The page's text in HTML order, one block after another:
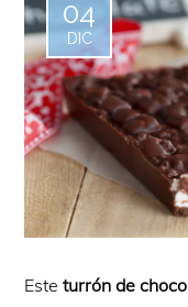
04
DIC
Esteturrón de